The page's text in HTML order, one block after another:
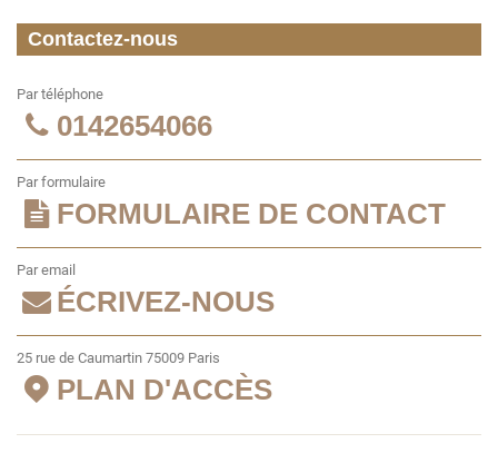
Contactez-nous
Par téléphone
0142654066
Par formulaire
FORMULAIRE DE CONTACT
Par email
ÉCRIVEZ-NOUS
25 rue de Caumartin 75009 Paris
PLAN D'ACCÈS